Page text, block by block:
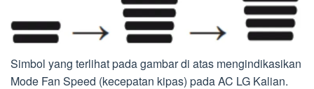
Simbol yang terlihat pada gambar di atas mengindikasikan
Mode Fan Speed (kecepatan kipas) pada AC LG Kalian.